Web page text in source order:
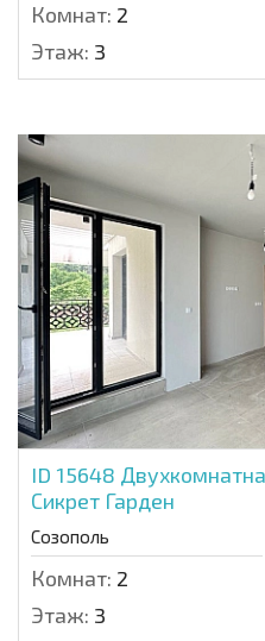
Комнат: 2
Этаж: 3
ID 15648
Сикрет Гарден
Созополь
Комнат: 2
Этаж: 3